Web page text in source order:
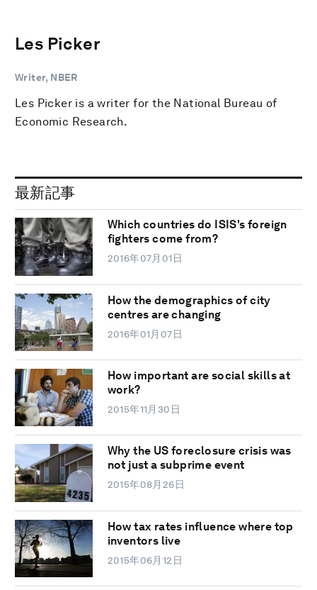
Les Picker
Writer, NBER
Les Picker is a writer for the National Bureau of
Economic Research.
最新記事
Which countries do ISIS's foreign
fighters come from?
2016年07月01日
How the demographics of city
centres are changing
2016年01月07日
How important are social skills at
work?
2015年11月30日
Why the US foreclosure crisis was
not just a subprime event
2015年08月26日
How tax rates influence where top
inventors live
2015年06月12日